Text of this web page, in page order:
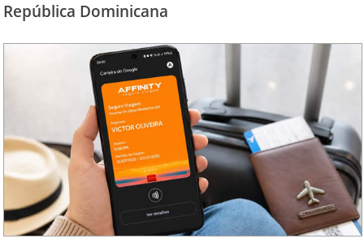
República Dominicana